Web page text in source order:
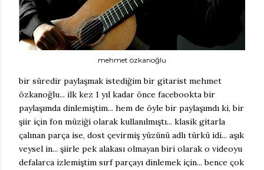
mehmet özkanoğlu
bir süredir paylaşmak istediğim bir gitarist mehmet
özkanoğlu... ilk kez 1 yıl kadar önce facebookta bir
paylaşımda dinlemiştim... hem de öyle bir paylaşımdı ki, bir
şiir için fon müziği olarak kullanılmıştı... klasik gitarla
çalınan parça ise, dost çevirmiş yüzünü adlı türkü idi... aşık
veysel in... şiirle pek alakası olmayan biri olarak o videoyu
defalarca izlemiştim sırf parçayı dinlemek için... bence çok